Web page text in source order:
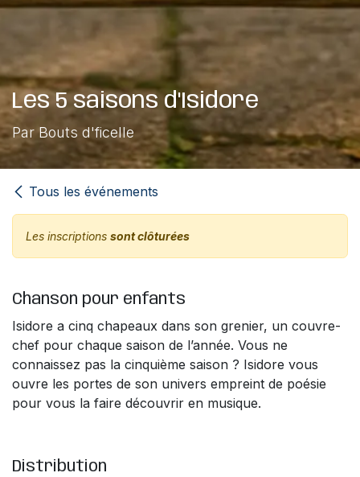
Les 5 saisons d'Isidore
Par Bouts d'ficelle
Tous les événements
Les inscriptions sont clôturées
Chanson pour enfants
Isidore a cinq chapeaux dans son grenier, un couvre-
chef pour chaque saison de l’année. Vous ne
connaissez pas la cinquième saison ? Isidore vous
ouvre les portes de son univers empreint de poésie
pour vous la faire découvrir en musique.
Distribution